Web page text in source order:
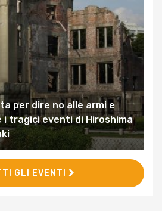
per dire no alle armi e
i tragici eventi di Hiroshima
GLI EVENTI